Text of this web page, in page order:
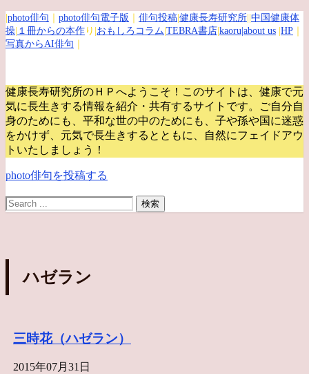
photo俳句 photo俳句電子版 俳句投稿 健康長寿研究所 中国健康体
操 １冊からの本作 り| おもしろコラム TEBRA書店 kaoru |about us HP
写真からAI俳句
健康長寿研究所のＨＰへようこそ！このサイトは、健康で元
気に長生きする情報を紹介・共有するサイトです。
ご自分自
身のためにも、平和な世の中のためにも、子や孫や国に迷惑
をかけず、元気で長生きするとともに、自然にフェイドアウ
トいたしましょう！
photo俳句を投稿する
ハゼラン
三時花（ハゼラン）
2015年07月31日